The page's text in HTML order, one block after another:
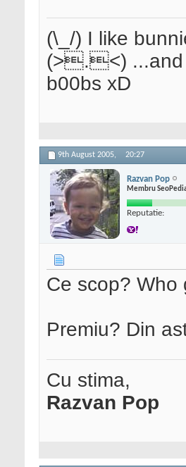
(\_/) I like
(>.<) ...and
b00bs xD
9th August 2005, 20:27
Razvan Pop
Membru
Reputatie:
Ce scop?
Premiu? Din
Cu stima,
Razvan Pop